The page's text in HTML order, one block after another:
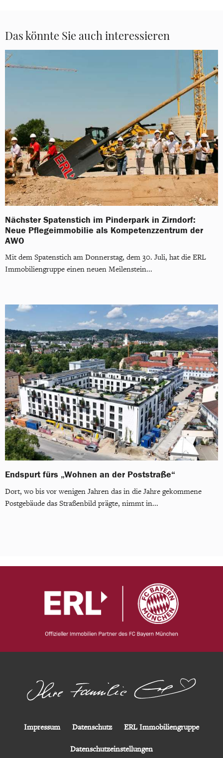
Das könnte Sie auch interessieren
Nächster Spatenstich im Pinderpark in Zirndorf:
Neue Pflegeimmobilie als Kompetenzzentrum der
AWO
Mit dem Spatenstich am Donnerstag, dem 30. Juli, hat die ERL
Immobiliengruppe einen neuen Meilenstein...
Endspurt fürs „Wohnen an der Poststraße“
Dort, wo bis vor wenigen Jahren das in die Jahre gekommene
Postgebäude das Straßenbild prägte, nimmt in...
Impressum Datenschutz ERL Immobiliengruppe
Datenschutzeinstellungen